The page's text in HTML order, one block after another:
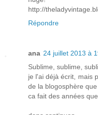
http://
Répondre
ana 24 juillet 2013 à
Sublime, sublime,
je l'ai déjà écrit, mais
de la blogosphère
ca fait des années